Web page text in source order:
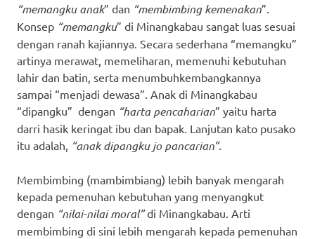
“memangku anak” dan “membimbing kemenakan”.
Konsep “memangku” di Minangkabau sangat luas sesuai
dengan ranah kajiannya. Secara sederhana “memangku”
artinya merawat, memeliharan, memenuhi kebutuhan
lahir dan batin, serta menumbuhkembangkannya
sampai “menjadi dewasa”. Anak di Minangkabau
“dipangku” dengan “harta pencaharian” yaitu harta
darri hasik keringat ibu dan bapak. Lanjutan kato pusako
itu adalah, “anak dipangku jo pancarian”.
Membimbing (mambimbiang) lebih banyak mengarah
kepada pemenuhan kebutuhan yang menyangkut
dengan “nilai-nilai moral”di Minangkabau. Arti
membimbing di sini lebih mengarah kepada pemenuhan